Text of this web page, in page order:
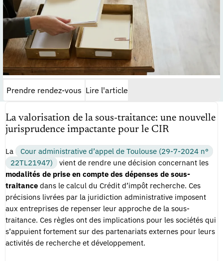
Prendre rendez-vous Lire l'article
La valorisation de la sous-traitance: une nouvelle
jurisprudence impactante pour le CIR
La
Cour administrative d’appel de Toulouse (29-7-2024 n°
22TL21947)
vient de rendre une décision concernant les
modalités de prise en compte des dépenses de sous-
traitance dans le calcul du Crédit d’impôt recherche. Ces
précisions livrées par la juridiction administrative imposent
aux entreprises de repenser leur approche de la sous-
traitance. Ces règles ont des implications pour les sociétés qui
s’appuient fortement sur des partenariats externes pour leurs
activités de recherche et développement.